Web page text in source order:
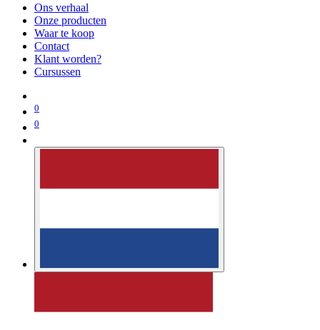
Ons verhaal
Onze producten
Waar te koop
Contact
Klant worden?
Cursussen
0
0